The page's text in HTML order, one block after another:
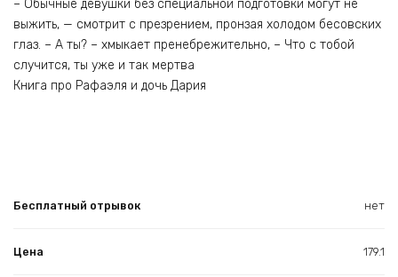
– Обычные девушки без специальной подготовки могут не
выжить, — смотрит с презрением, пронзая холодом бесовских
глаз. – А ты? – хмыкает пренебрежительно, – Что с тобой
случится, ты уже и так мертва
Книга про Рафаэля и дочь Дария
Бесплатный отрывок нет
Цена 179.1